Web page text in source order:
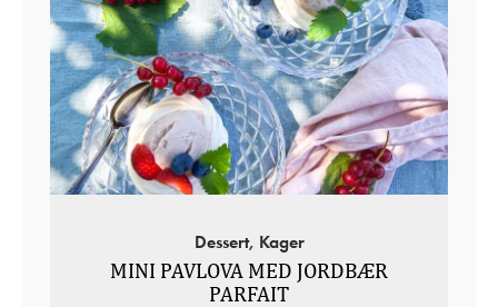
Dessert, Kager
MINI PAVLOVA MED JORDBÆR
PARFAIT